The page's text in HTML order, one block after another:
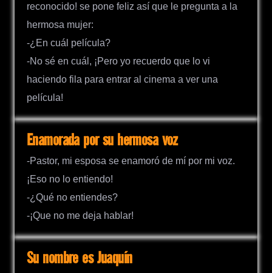
reconocido! se pone feliz así que le pregunta a la
hermosa mujer:
-¿En cuál película?
-No sé en cuál, ¡Pero yo recuerdo que lo vi
haciendo fila para entrar al cinema a ver una
película!
Enamorada por su hermosa voz
-Pastor, mi esposa se enamoró de mí por mi voz.
¡Eso no lo entiendo!
-¿Qué no entiendes?
-¡Que no me deja hablar!
Su nombre es Juaquín